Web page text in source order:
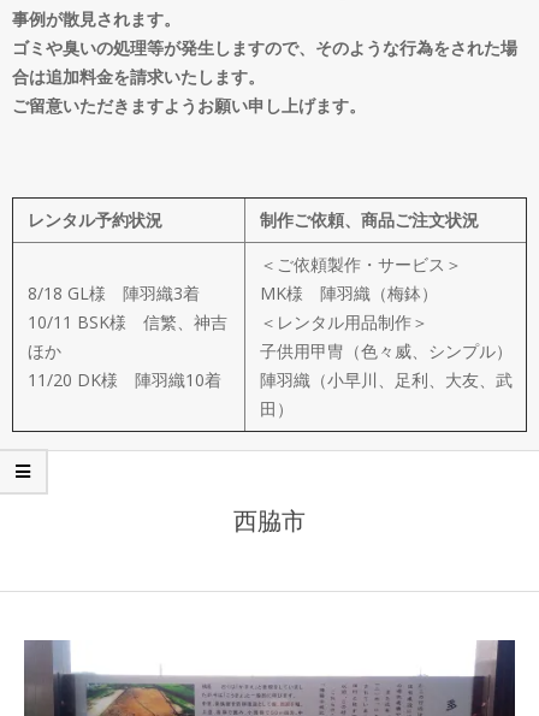
ー
メ
イ
ド
製
作
武
楽
衆
事例が散見されます。
ゴミや臭いの処理等が発生しますので、そのような行為をされた場
合は追加料金を請求いたします。
ご留意いただきますようお願い申し上げます。
レンタル予約状況 制作ご依頼、商品ご注文状況
8/18 GL様 陣羽織3着
10/11 BSK様 信繁、神吉
ほか
11/20 DK様 陣羽織10着
＜ご依頼製作・サービス＞
MK様 陣羽織（梅鉢）
＜レンタル用品制作＞
子供用甲冑（色々威、シンプル）
陣羽織（小早川、足利、大友、武
田）
西脇市